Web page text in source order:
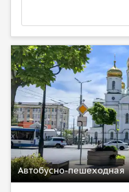
Автобусно-пешеходная